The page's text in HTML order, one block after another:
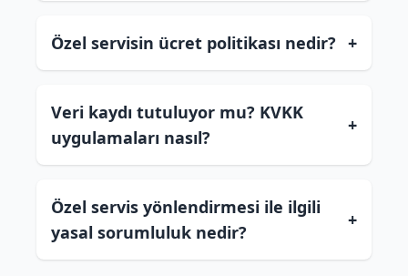
Özel servisin ücret politikası nedir? +
Veri kaydı tutuluyor mu? KVKK
uygulamaları nasıl?
+
Özel servis yönlendirmesi ile ilgili
yasal sorumluluk nedir?
+